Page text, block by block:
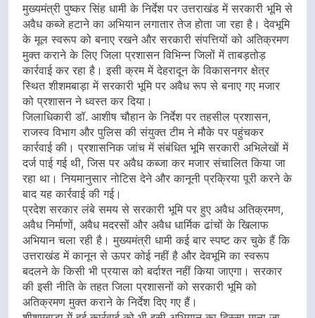
मुख्यमंत्री पुष्कर सिंह धामी के निर्देश पर उत्तराखंड में सरकारी भूमि से
अवैध कब्जे हटाने का अभियान लगातार तेज होता जा रहा है। देवभूमि
के मूल स्वरूप को बनाए रखने और सरकारी संपत्तियों को अतिक्रमण
मुक्त कराने के लिए जिला प्रशासन विभिन्न जिलों में ताबड़तोड़
कार्रवाई कर रहा है। इसी क्रम में देहरादून के विकासनगर क्षेत्र
स्थित शीशमबाड़ा में सरकारी भूमि पर अवैध रूप से बनाए गए मजार
को प्रशासन ने ध्वस्त कर दिया।
जिलाधिकारी डॉ. आशीष चौहान के निर्देश पर तहसील प्रशासन,
राजस्व विभाग और पुलिस की संयुक्त टीम ने मौके पर पहुंचकर
कार्रवाई की। प्रशासनिक जांच में संबंधित भूमि सरकारी अभिलेखों में
दर्ज पाई गई थी, जिस पर अवैध कब्जा कर मजार संचालित किया जा
रहा था। नियमानुसार नोटिस देने और कानूनी प्रक्रिया पूरी करने के
बाद यह कार्रवाई की गई।
प्रदेश सरकार लंबे समय से सरकारी भूमि पर हुए अवैध अतिक्रमण,
अवैध निर्माणों, अवैध मदरसों और अवैध धार्मिक ढांचों के खिलाफ
अभियान चला रही है। मुख्यमंत्री धामी कई बार स्पष्ट कर चुके हैं कि
उत्तराखंड में कानून से ऊपर कोई नहीं है और देवभूमि का स्वरूप
बदलने के किसी भी प्रयास को बर्दाश्त नहीं किया जाएगा। सरकार
की इसी नीति के तहत जिला प्रशासनों को सरकारी भूमि को
अतिक्रमण मुक्त कराने के निर्देश दिए गए हैं।